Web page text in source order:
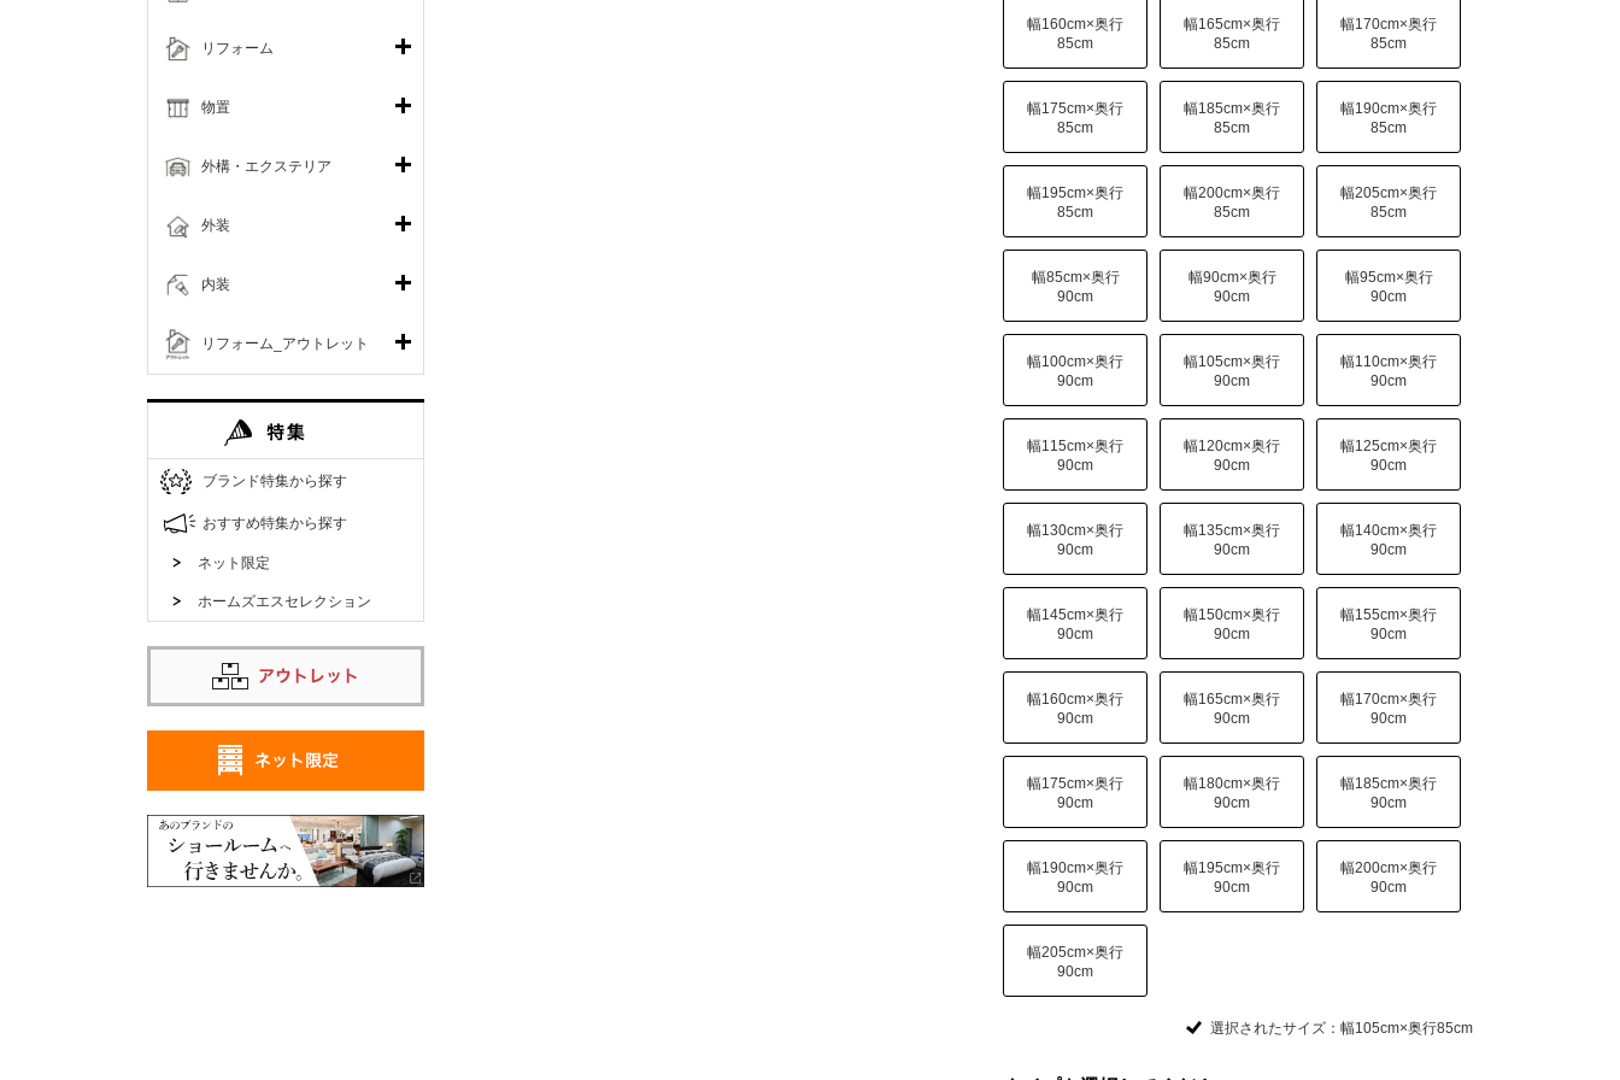
幅160cm×奥行
85cm
幅165cm×奥行
85cm
幅170cm×奥行
85cm
幅175cm×奥行
85cm
幅185cm×奥行
85cm
幅190cm×奥行
85cm
幅195cm×奥行
85cm
幅200cm×奥行
85cm
幅205cm×奥行
85cm
幅85cm×奥行
90cm
幅90cm×奥行
90cm
幅95cm×奥行
90cm
幅100cm×奥行
90cm
幅105cm×奥行
90cm
幅110cm×奥行
90cm
幅115cm×奥行
90cm
幅120cm×奥行
90cm
幅125cm×奥行
90cm
幅130cm×奥行
90cm
幅135cm×奥行
90cm
幅140cm×奥行
90cm
幅145cm×奥行
90cm
幅150cm×奥行
90cm
幅155cm×奥行
90cm
幅160cm×奥行
90cm
幅165cm×奥行
90cm
幅170cm×奥行
90cm
幅175cm×奥行
90cm
幅180cm×奥行
90cm
幅185cm×奥行
90cm
幅190cm×奥行
90cm
幅195cm×奥行
90cm
幅200cm×奥行
90cm
幅205cm×奥行
90cm
選択されたサイズ：幅105cm×奥行85cm
リフォーム
リフォーム_アウトレット
物置
外構・エクステリア
外装
内装
ブランド特集から探す
おすすめ特集から探す
ネット限定
ホームズエスセレクション